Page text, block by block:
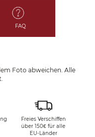
FAQ
Foto abweichen. Alle
Freies Verschiffen
über 150€ für alle
EU-Länder